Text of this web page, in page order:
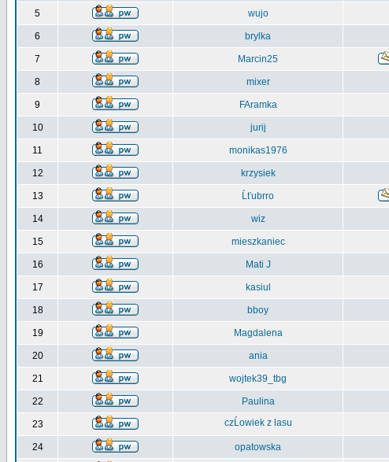
5 wujo
6 brylka
7 Marcin25
8 mixer
9 FAramka
10 jurij
11 monikas1976
12 krzysiek
13 Ĺťubrro
14 wiz
15 mieszkaniec
16 Mati J
17 kasiul
18 bboy
19 Magdalena
20 ania
21 wojtek39_tbg
22 Paulina
23 czĹowiek z lasu
24 opatowska